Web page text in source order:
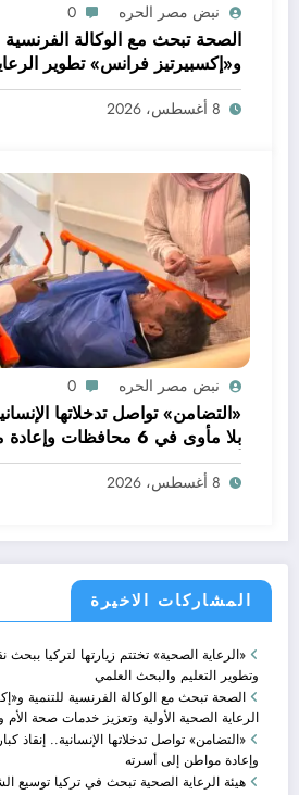
المشاركات الاخيرة
«الرعاية الصحية» تختتم زيارتها لتركيا ببحث
وتطوير التعليم والبحث العلمي
الصحة تبحث مع الوكالة الفرنسية للتنمية
الرعاية الصحية الأولية وتعزيز خدمات صحة
وإعادة مواطن إلى أسرته
هيئة الرعاية الصحية تبحث في تركيا توسيع
نبض مصر الحره 0
الصحة تبحث مع الوكالة الفرنسية
و«إكسبيرتيز فرانس» تطوير
الأولية وتعزيز خدمات صحة الأم
8 أغسطس، 2026
نبض مصر الحره 0
«التضامن» تواصل تدخلاتها
بلا مأوى في 6 محافظات
أسرته
8 أغسطس، 2026